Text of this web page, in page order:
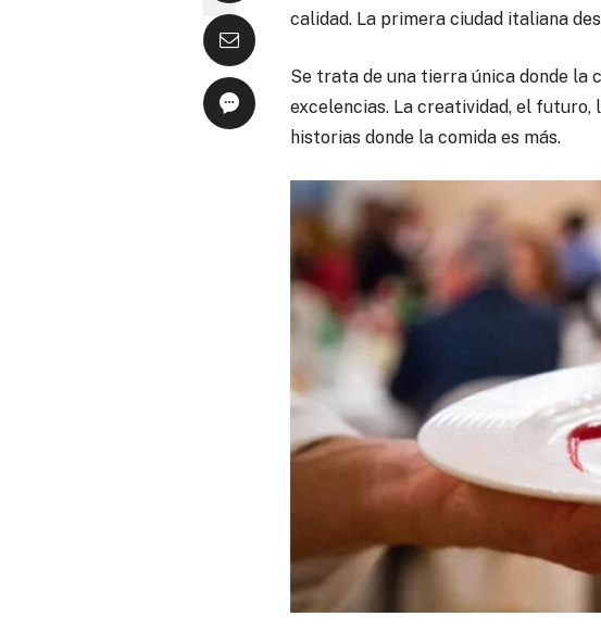
calidad. La primera ciudad italiana
Se trata de una tierra única donde la
excelencias. La creatividad, el futuro,
historias donde la comida es más.